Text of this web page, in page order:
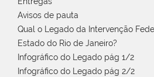
Avisos de pauta
Qual o Legado da Intervenção
Estado do Rio de Janeiro?
Infográfico do Legado pág 1/2
Infográfico do Legado pág 2/2